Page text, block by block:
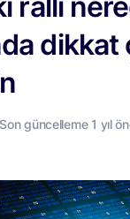
dikkat
güncelleme 1 yıl